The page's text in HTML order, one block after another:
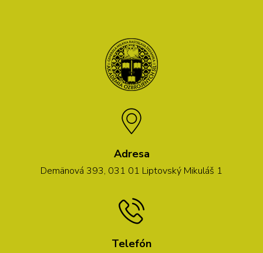
Adresa
Demänová 393, 031 01 Liptovský Mikuláš 1
Telefón